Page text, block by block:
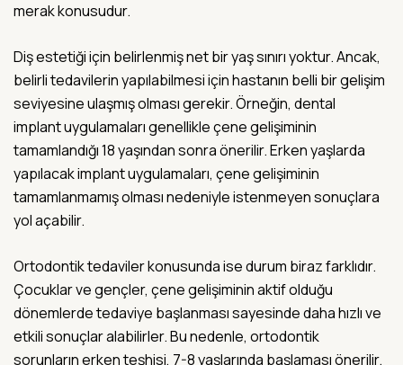
merak konusudur.
Diş estetiği için belirlenmiş net bir yaş sınırı yoktur. Ancak,
belirli tedavilerin yapılabilmesi için hastanın belli bir gelişim
seviyesine ulaşmış olması gerekir. Örneğin, dental
implant uygulamaları genellikle çene gelişiminin
tamamlandığı 18 yaşından sonra önerilir. Erken yaşlarda
yapılacak implant uygulamaları, çene gelişiminin
tamamlanmamış olması nedeniyle istenmeyen sonuçlara
yol açabilir.
Ortodontik tedaviler konusunda ise durum biraz farklıdır.
Çocuklar ve gençler, çene gelişiminin aktif olduğu
dönemlerde tedaviye başlanması sayesinde daha hızlı ve
etkili sonuçlar alabilirler. Bu nedenle, ortodontik
sorunların erken teşhisi, 7-8 yaşlarında başlaması önerilir.